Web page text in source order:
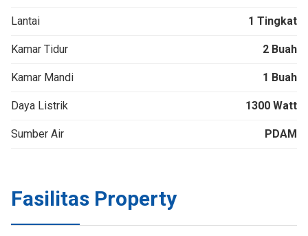
Lantai 1 Tingkat
Kamar Tidur 2 Buah
Kamar Mandi 1 Buah
Daya Listrik 1300 Watt
Sumber Air PDAM
Fasilitas Property